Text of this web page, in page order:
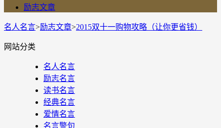
励志文章
名人名言>励志文章>2015双十一购物攻略（让你更省钱）
网站分类
名人名言
励志名言
读书名言
经典名言
爱情名言
名言警句